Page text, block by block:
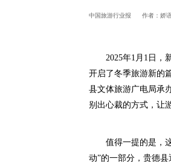
中国旅游行业报 作者：娇
2025年1月1日，新
开启了冬季旅游新的
县文体旅游广电局承
别出心裁的方式，让
值得一提的是，这
动”的一部分，贵德